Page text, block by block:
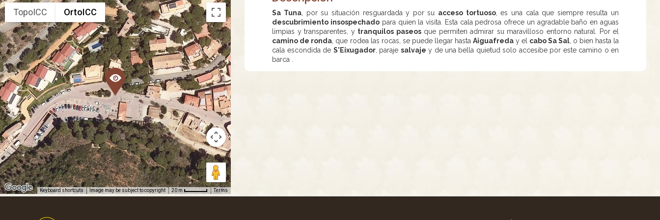
TopoICC OrtoICC
Keyboard shortcuts Image may be subject to copyright 20 m Terms
Sa Tuna , por su situación resguardada y por su acceso tortuoso, es una cala que siempre resulta un
descubrimiento insospechado para quien la visita. Esta cala pedrosa ofrece un agradable baño en aguas
limpias y transparentes, y tranquilos paseosque permiten admirar su maravilloso entorno natural. Por el
camino de ronda , que rodea las rocas, se puede llegar hasta Aiguafreday el cabo Sa Sal, o bien hasta la
cala escondida de S'Eixugador, paraje salvaje y de una bella quietud solo accesibe por este camino o en
barca .